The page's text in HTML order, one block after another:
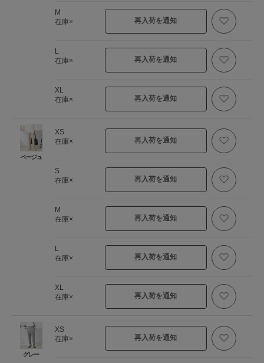
M
在庫×
再入荷を通知
L
在庫×
再入荷を通知
XL
在庫×
再入荷を通知
ベージュ
XS
在庫×
再入荷を通知
S
在庫×
再入荷を通知
M
在庫×
再入荷を通知
L
在庫×
再入荷を通知
XL
在庫×
再入荷を通知
グレー
XS
在庫×
再入荷を通知